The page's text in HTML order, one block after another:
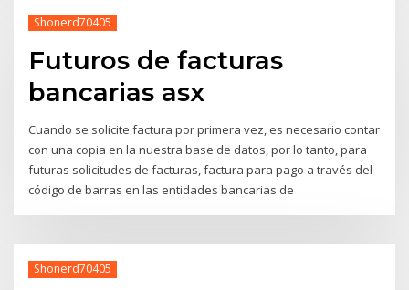
Shonerd70405
Futuros de facturas
bancarias asx
Cuando se solicite factura por primera vez, es necesario contar
con una copia en la nuestra base de datos, por lo tanto, para
futuras solicitudes de facturas, factura para pago a través del
código de barras en las entidades bancarias de
Shonerd70405